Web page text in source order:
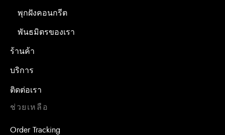
พุกฝังคอนกรีต
พันธมิตรของเรา
ร้านค้า
บริการ
ติดต่อเรา
ช่วยเหลือ
Order Tracking